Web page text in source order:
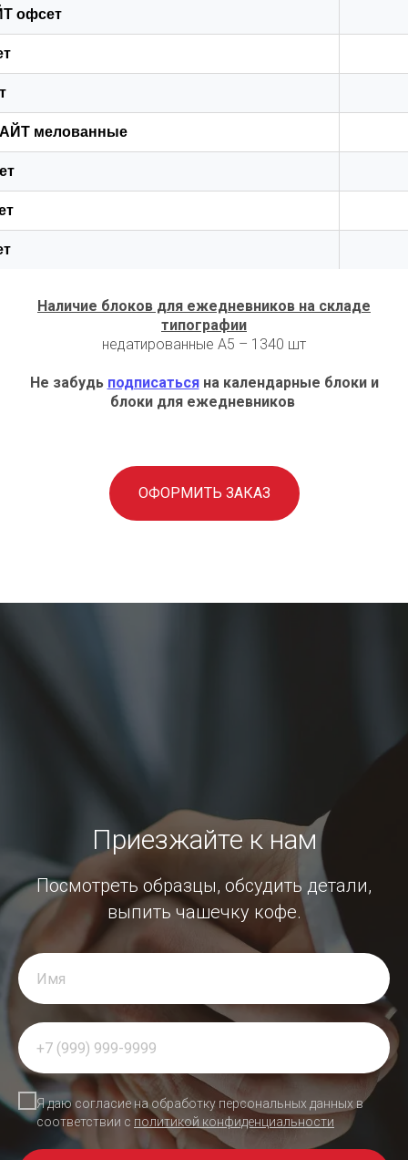
офсет
мелованные
Наличие блоков для ежедневников на складе
типографии
недатированные A5 – 1340 шт
Не забудь подписатьсяна календарные блоки и
блоки для ежедневников
ОФОРМИТЬ ЗАКАЗ
Приезжайте к нам
Посмотреть образцы, обсудить детали,
выпить чашечку кофе.
Я даю согласие на обработку персональных данных в
соответствии с политикой конфиденциальности